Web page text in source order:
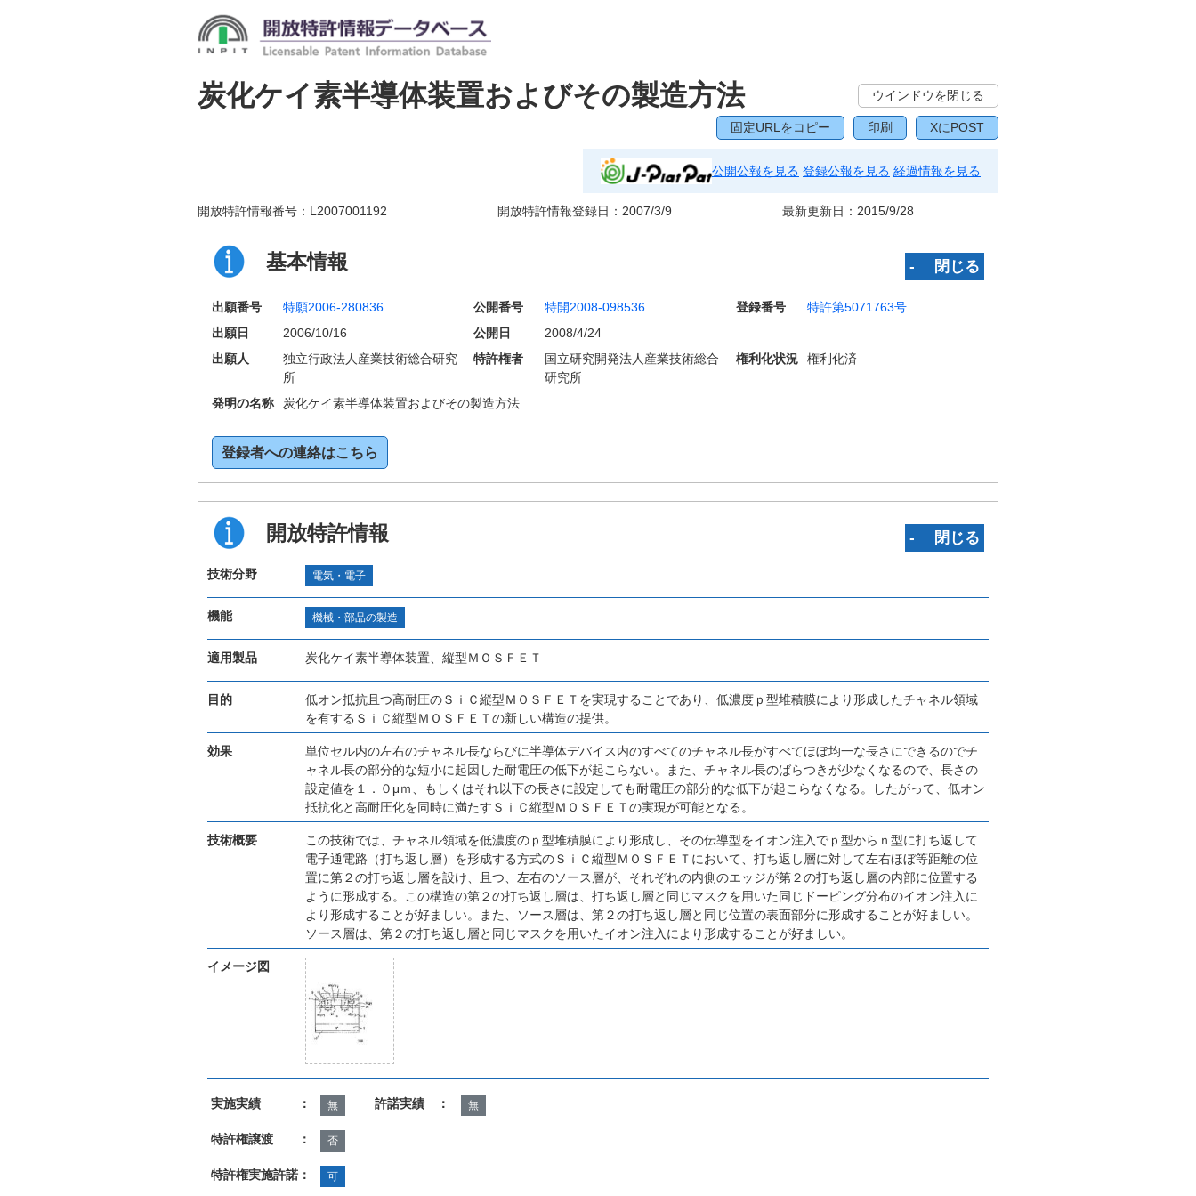
炭化ケイ素半導体装置およびその製造方法 ウインドウを閉じる
固定URLをコピー 印刷 XにPOST
公開公報を見る 登録公報を見る 経過情報を見る
開放特許情報番号： L2007001192 開放特許情報登録日： 2007/3/9 最新更新日： 2015/9/28
基本情報 ‐ 閉じる
出願番号 特願2006-280836 公開番号 特開2008-098536 登録番号
特許第5071763号
出願日
2006/10/16 公開日
2008/4/24
出願人
独立行政法人産業技術総合研究
所
特許権者
国立研究開発法人産業技術総合
研究所
権利化状況 権利化済
発明の名称 炭化ケイ素半導体装置およびその製造方法
登録者への連絡はこちら
開放特許情報 ‐ 閉じる
技術分野 電気・電子
機能 機械・部品の製造
適用製品 炭化ケイ素半導体装置、縦型ＭＯＳＦＥＴ
目的
低オン抵抗且つ高耐圧のＳｉＣ縦型ＭＯＳＦＥＴを実現することであり、低濃度ｐ型堆積膜により形成したチャネル領域
を有するＳｉＣ縦型ＭＯＳＦＥＴの新しい構造の提供。
効果
単位セル内の左右のチャネル長ならびに半導体デバイス内のすべてのチャネル長がすべてほぼ均一な長さにできるのでチ
ャネル長の部分的な短小に起因した耐電圧の低下が起こらない。また、チャネル長のばらつきが少なくなるので、長さの
設定値を１．０μｍ、もしくはそれ以下の長さに設定しても耐電圧の部分的な低下が起こらなくなる。したがって、低オン
抵抗化と高耐圧化を同時に満たすＳｉＣ縦型ＭＯＳＦＥＴの実現が可能となる。
技術概要
この技術では、チャネル領域を低濃度のｐ型堆積膜により形成し、その伝導型をイオン注入でｐ型からｎ型に打ち返して
電子通電路（打ち返し層）を形成する方式のＳｉＣ縦型ＭＯＳＦＥＴにおいて、打ち返し層に対して左右ほぼ等距離の位
置に第２の打ち返し層を設け、且つ、左右のソース層が、それぞれの内側のエッジが第２の打ち返し層の内部に位置する
ように形成する。この構造の第２の打ち返し層は、打ち返し層と同じマスクを用いた同じドーピング分布のイオン注入に
より形成することが好ましい。また、ソース層は、第２の打ち返し層と同じ位置の表面部分に形成することが好ましい。
ソース層は、第２の打ち返し層と同じマスクを用いたイオン注入により形成することが好ましい。
イメージ図
実施実績 ： 無 許諾実績 ： 無
特許権譲渡 ： 否
特許権実施許諾： 可